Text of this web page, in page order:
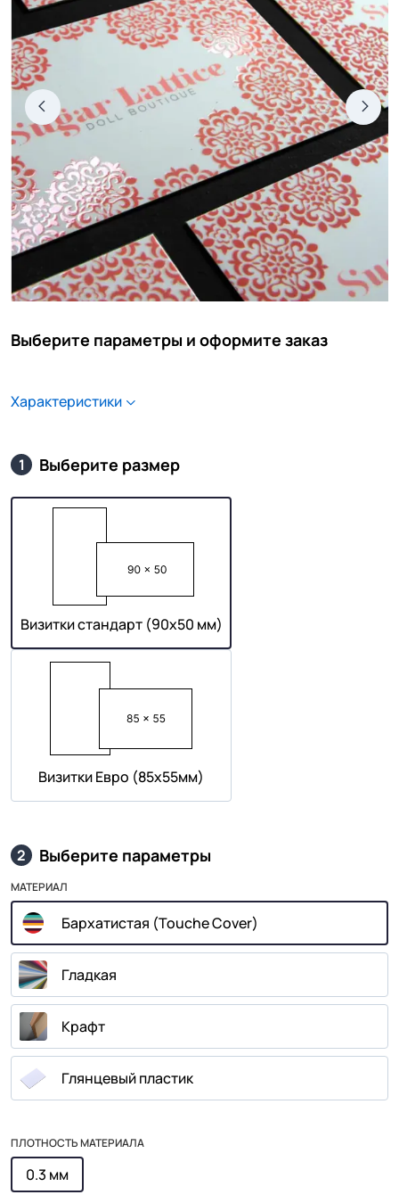
Выберите параметры и оформите заказ
Характеристики
1 Выберите размер
Визитки стандарт (90х50 мм)
Визитки Евро (85х55мм)
2 Выберите параметры
МАТЕРИАЛ
Бархатистая (Touche Cover)
Гладкая
Крафт
Глянцевый пластик
ПЛОТНОСТЬ МАТЕРИАЛА
0.3 мм